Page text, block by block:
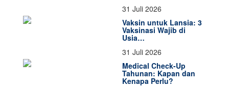
31 Juli 2026
Vaksin untuk Lansia: 3
Vaksinasi Wajib di
Usia…
31 Juli 2026
Medical Check-Up
Tahunan: Kapan dan
Kenapa Perlu?